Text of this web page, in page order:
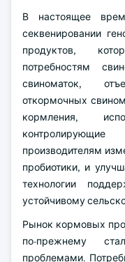
В настоящее
секвенировании
продуктов,
потребностям
свиноматок,
откормочных
кормления,
производителям
пробиотики, и
технологии
устойчивому
Рынок кормовых
по-прежнему
проблемами.